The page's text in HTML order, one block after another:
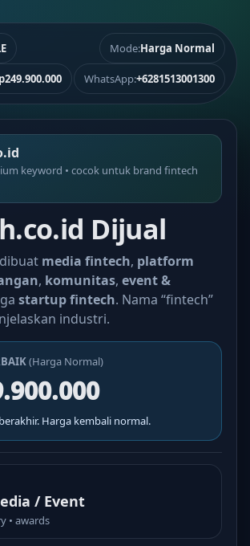
Mode:Harga Normal
WhatsApp:+6281513001300
keyword • cocok untuk brand fintech
Dijual
media fintech, platform
, komunitas, event &
startup fintech. Nama “fintech”
industri.
(Harga Normal)
Harga kembali normal.
/ Event
• awards